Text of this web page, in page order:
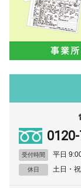
受付時間 平日
休日 土日・祝